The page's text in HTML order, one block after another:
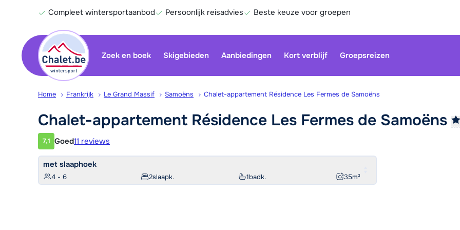
Compleet wintersportaanbod Persoonlijk reisadvies Beste keuze voor groepen
Zoek en boek Skigebieden Aanbiedingen Kort verblijf Groepsreizen
Onze
Home Frankrijk Le Grand Massif Samoëns Chalet-appartement Résidence Les Fermes de Samoëns
Chalet-appartement Résidence Les Fermes de Samoëns
Klantwaardering
7,1 Goed11 reviews
met slaaphoek
4 - 6 2slaapk. 1badk. 35m²